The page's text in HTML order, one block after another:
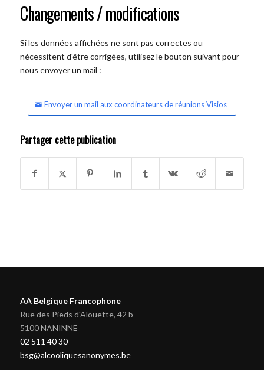
Changements / modifications
Si les données affichées ne sont pas correctes ou
nécessitent d'être corrigées, utilisez le bouton suivant pour
nous envoyer un mail :
Envoyer un mail aux coordinateurs de réunions Visios
Partager cette publication
AA Belgique Francophone
Rue des Pieds d'Alouette, 42 b
5100 NANINNE
02 511 40 30
bsg@alcooliquesanonymes.be